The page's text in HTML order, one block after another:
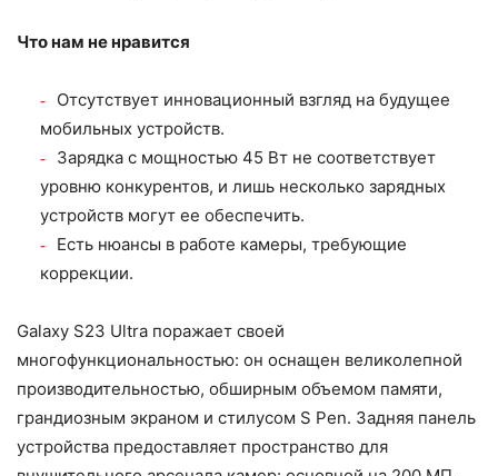
Что нам не нравится
Отсутствует инновационный взгляд на будущее
мобильных устройств.
Зарядка с мощностью 45 Вт не соответствует
уровню конкурентов, и лишь несколько зарядных
устройств могут ее обеспечить.
Есть нюансы в работе камеры, требующие
коррекции.
Galaxy S23 Ultra поражает своей
многофункциональностью: он оснащен великолепной
производительностью, обширным объемом памяти,
грандиозным экраном и стилусом S Pen. Задняя панель
устройства предоставляет пространство для